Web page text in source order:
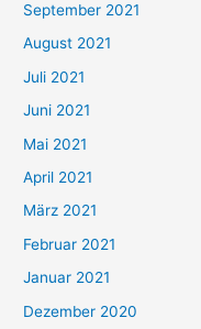
n
n
a
c
h
:
September 2021
August 2021
Juli 2021
Juni 2021
Mai 2021
April 2021
März 2021
Februar 2021
Januar 2021
Dezember 2020